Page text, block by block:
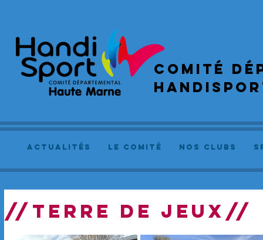
COMIté
actualités le comité NOS CLUBS
//TERRE DE JEUX//